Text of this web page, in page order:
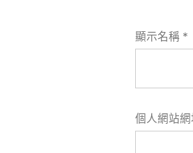
顯示名稱 *
個人網站網